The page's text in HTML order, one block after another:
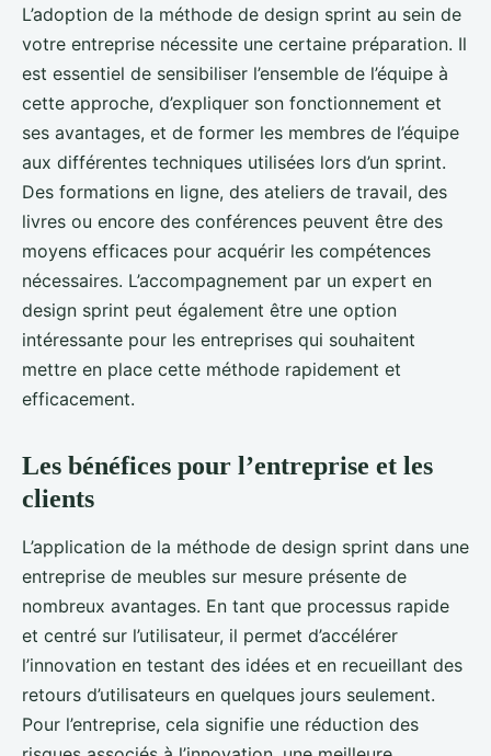
L’adoption de la méthode de design sprint au sein de
votre entreprise nécessite une certaine préparation. Il
est essentiel de sensibiliser l’ensemble de l’équipe à
cette approche, d’expliquer son fonctionnement et
ses avantages, et de former les membres de l’équipe
aux différentes techniques utilisées lors d’un sprint.
Des formations en ligne, des ateliers de travail, des
livres ou encore des conférences peuvent être des
moyens efficaces pour acquérir les compétences
nécessaires. L’accompagnement par un expert en
design sprint peut également être une option
intéressante pour les entreprises qui souhaitent
mettre en place cette méthode rapidement et
efficacement.
Les bénéfices pour l’entreprise et les
clients
L’application de la méthode de design sprint dans une
entreprise de meubles sur mesure présente de
nombreux avantages. En tant que processus rapide
et centré sur l’utilisateur, il permet d’accélérer
l’innovation en testant des idées et en recueillant des
retours d’utilisateurs en quelques jours seulement.
Pour l’entreprise, cela signifie une réduction des